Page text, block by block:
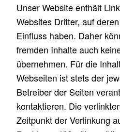
Unser Website enthält
Websites Dritter, auf
Einfluss haben. Daher
fremden Inhalte auch
übernehmen. Für die
Webseiten ist stets der
Betreiber der Seiten
kontaktieren. Die
Zeitpunkt der Verlinkung